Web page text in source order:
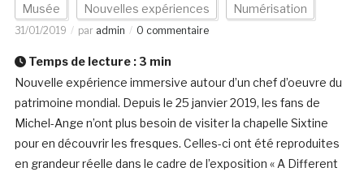
Musée Nouvelles expériences Numérisation
31/01/2019 par admin 0 commentaire
Temps de lecture : 3 min
Nouvelle expérience immersive autour d’un chef d’oeuvre du
patrimoine mondial. Depuis le 25 janvier 2019, les fans de
Michel-Ange n’ont plus besoin de visiter la chapelle Sixtine
pour en découvrir les fresques. Celles-ci ont été reproduites
en grandeur réelle dans le cadre de l’exposition « A Different